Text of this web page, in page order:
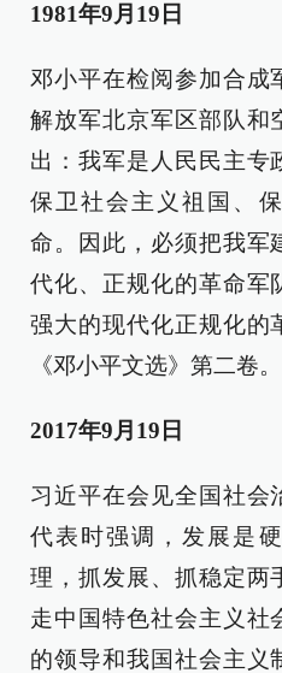
1981年9月19日
邓小平在检阅参加合成
解放军北京军区部队和
出：我军是人民民主专
保卫社会主义祖国、
命。因此，必须把我军
代化、正规化的革命军
强大的现代化正规化的
《邓小平文选》第二卷。
2017年9月19日
习近平在会见全国社会
代表时强调，发展是
理，抓发展、抓稳定两
走中国特色社会主义社
的领导和我国社会主义